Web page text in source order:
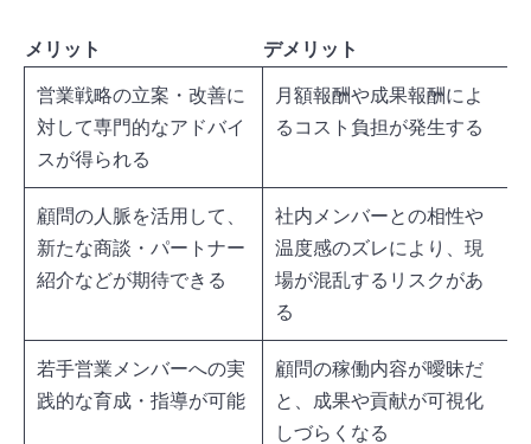
メリット デメリット
営業戦略の立案・改善に
対して専門的なアドバイ
スが得られる
月額報酬や成果報酬によ
るコスト負担が発生する
顧問の人脈を活用して、
新たな商談・パートナー
紹介などが期待できる
社内メンバーとの相性や
温度感のズレにより、現
場が混乱するリスクがあ
る
若手営業メンバーへの実
践的な育成・指導が可能
顧問の稼働内容が曖昧だ
と、成果や貢献が可視化
しづらくなる